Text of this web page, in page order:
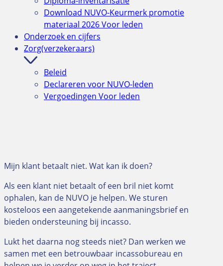
Download NUVO-Keurmerk promotie
materiaal 2026Voor leden
Onderzoek en cijfers
Zorg(verzekeraars)
Beleid
Declareren voor NUVO-leden
Vergoedingen Voor leden
Mijn klant betaalt niet. Wat kan ik doen?
Als een klant niet betaalt of een bril niet komt
ophalen, kan de NUVO je helpen. We sturen
kosteloos een aangetekende aanmaningsbrief en
bieden ondersteuning bij incasso.
Lukt het daarna nog steeds niet? Dan werken we
samen met een betrouwbaar incassobureau en